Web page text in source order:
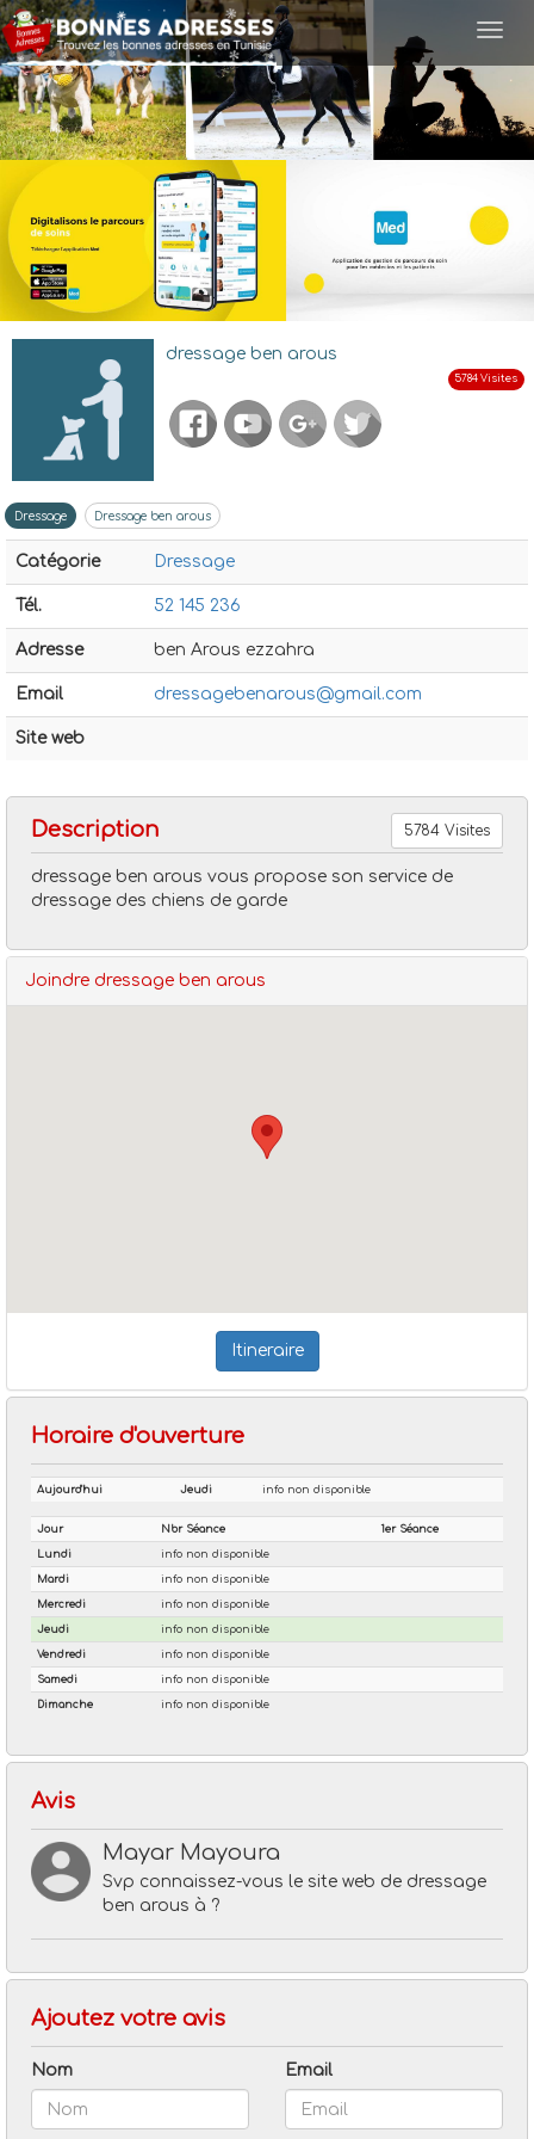
dressage ben arous
Dressage
Catégorie Dressage
Tél. 52 145 236
Adresse ben Arous ezzahra
Email dressagebenarous@gmail.com
Site web
Description 5784 Visites
dressage ben arous vous propose son service de
dressage des chiens de garde
Joindre dressage ben arous
Itineraire
Horaire d'ouverture
Avis
Mayar Mayoura
Svp connaissez-vous le site web de dressage
ben arous à ?
Ajoutez votre avis
Nom Email